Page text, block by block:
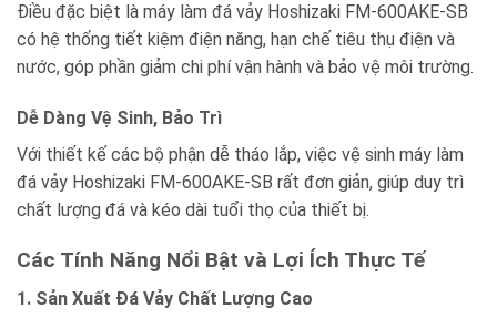
Điều đặc biệt là máy làm đá vảy Hoshizaki FM-600AKE-SB
có hệ thống tiết kiệm điện năng, hạn chế tiêu thụ điện và
nước, góp phần giảm chi phí vận hành và bảo vệ môi trường.
Dễ Dàng Vệ Sinh, Bảo Trì
Với thiết kế các bộ phận dễ tháo lắp, việc vệ sinh máy làm
đá vảy Hoshizaki FM-600AKE-SB rất đơn giản, giúp duy trì
chất lượng đá và kéo dài tuổi thọ của thiết bị.
Các Tính Năng Nổi Bật và Lợi Ích Thực Tế
1. Sản Xuất Đá Vảy Chất Lượng Cao